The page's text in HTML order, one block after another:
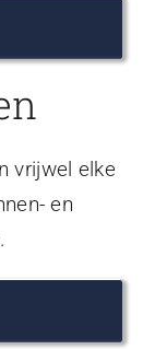
vrijwel elke
en